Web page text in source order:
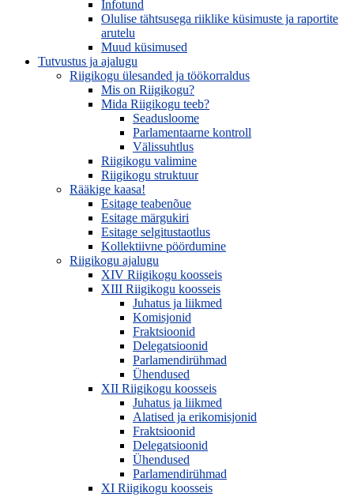
Infotund
Olulise tähtsusega riiklike küsimuste ja raportite
arutelu
Muud küsimused
Tutvustus ja ajalugu
Riigikogu ülesanded ja töökorraldus
Mis on Riigikogu?
Mida Riigikogu teeb?
Seadusloome
Parlamentaarne kontroll
Välissuhtlus
Riigikogu valimine
Riigikogu struktuur
Rääkige kaasa!
Esitage teabenõue
Esitage märgukiri
Esitage selgitustaotlus
Kollektiivne pöördumine
Riigikogu ajalugu
XIV Riigikogu koosseis
XIII Riigikogu koosseis
Juhatus ja liikmed
Komisjonid
Fraktsioonid
Delegatsioonid
Parlamendirühmad
Ühendused
XII Riigikogu koosseis
Juhatus ja liikmed
Alatised ja erikomisjonid
Fraktsioonid
Delegatsioonid
Ühendused
Parlamendirühmad
XI Riigikogu koosseis